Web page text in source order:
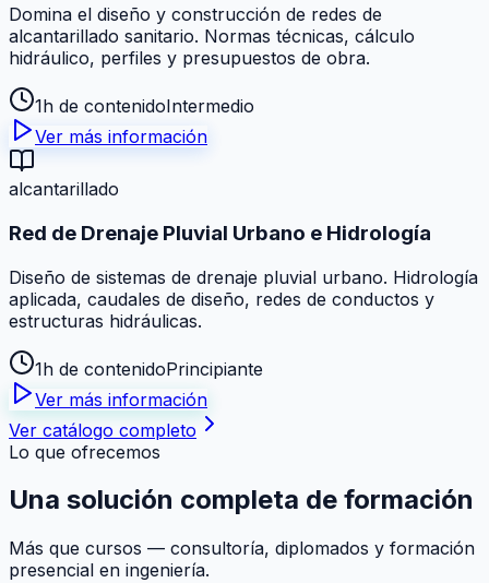
Domina el diseño y construcción de redes de
alcantarillado sanitario. Normas técnicas, cálculo
hidráulico, perfiles y presupuestos de obra.
1h de contenidoIntermedio
Ver más información
alcantarillado
Red de Drenaje Pluvial Urbano e Hidrología
Diseño de sistemas de drenaje pluvial urbano. Hidrología
aplicada, caudales de diseño, redes de conductos y
estructuras hidráulicas.
1h de contenidoPrincipiante
Ver más información
Ver catálogo completo
Lo que ofrecemos
Una solución completa de formación
Más que cursos — consultoría, diplomados y formación
presencial en ingeniería.